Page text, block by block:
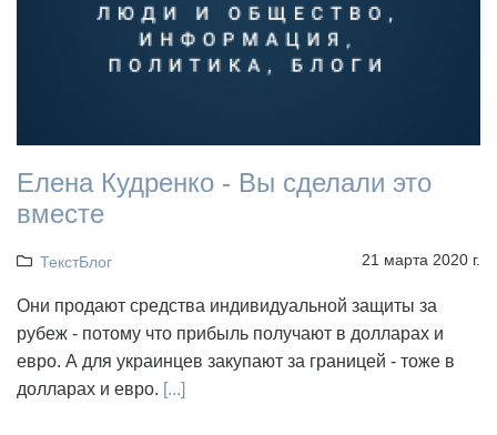
Елена Кудренко - Вы сделали это
вместе
ТекстБлог 21 марта 2020 г.
Они продают средства индивидуальной защиты за
рубеж - потому что прибыль получают в долларах и
евро. А для украинцев закупают за границей - тоже в
долларах и евро. [...]